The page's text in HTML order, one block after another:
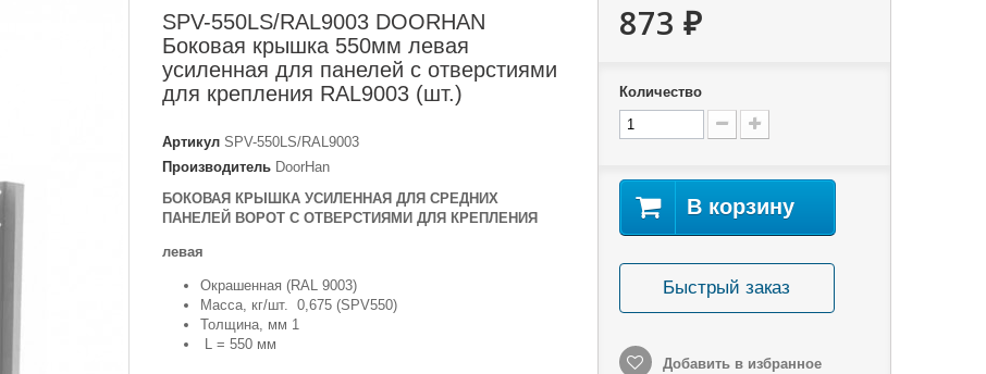
SPV-550LS/RAL9003 DOORHAN
Боковая крышка 550мм левая
усиленная для панелей с отверстиями
для крепления RAL9003 (шт.)
Артикул SPV-550LS/RAL9003
Производитель DoorHan
БОКОВАЯ КРЫШКА УСИЛЕННАЯ ДЛЯ СРЕДНИХ
ПАНЕЛЕЙ ВОРОТ С ОТВЕРСТИЯМИ ДЛЯ КРЕПЛЕНИЯ
левая
Окрашенная (RAL 9003)
Масса, кг/шт. 0,675 (SPV550)
Толщина, мм 1
L = 550 мм
873 ₽
Количество
В корзину
Быстрый заказ
Добавить в избранное
оплачивается при получении